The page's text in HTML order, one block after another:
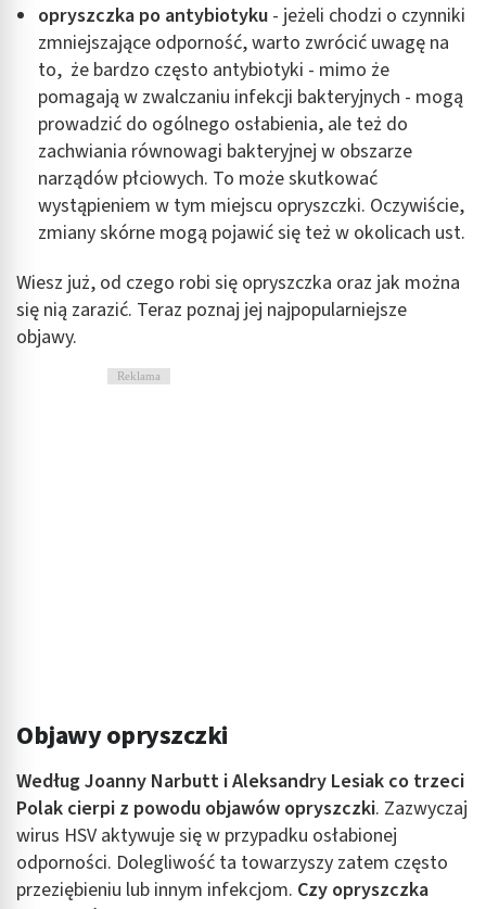
opryszczka po antybiotyku - jeżeli chodzi o czynniki
zmniejszające odporność, warto zwrócić uwagę na
to, że bardzo często antybiotyki - mimo że
pomagają w zwalczaniu infekcji bakteryjnych - mogą
prowadzić do ogólnego osłabienia, ale też do
zachwiania równowagi bakteryjnej w obszarze
narządów płciowych. To może skutkować
wystąpieniem w tym miejscu opryszczki. Oczywiście,
zmiany skórne mogą pojawić się też w okolicach ust.
Wiesz już, od czego robi się opryszczka oraz jak można
się nią zarazić. Teraz poznaj jej najpopularniejsze
objawy.
Reklama
Objawy opryszczki
Według Joanny Narbutt i Aleksandry Lesiak co trzeci
Polak cierpi z powodu objawów opryszczki. Zazwyczaj
wirus HSV aktywuje się w przypadku osłabionej
odporności. Dolegliwość ta towarzyszy zatem często
przeziębieniu lub innym infekcjom. Czy opryszczka